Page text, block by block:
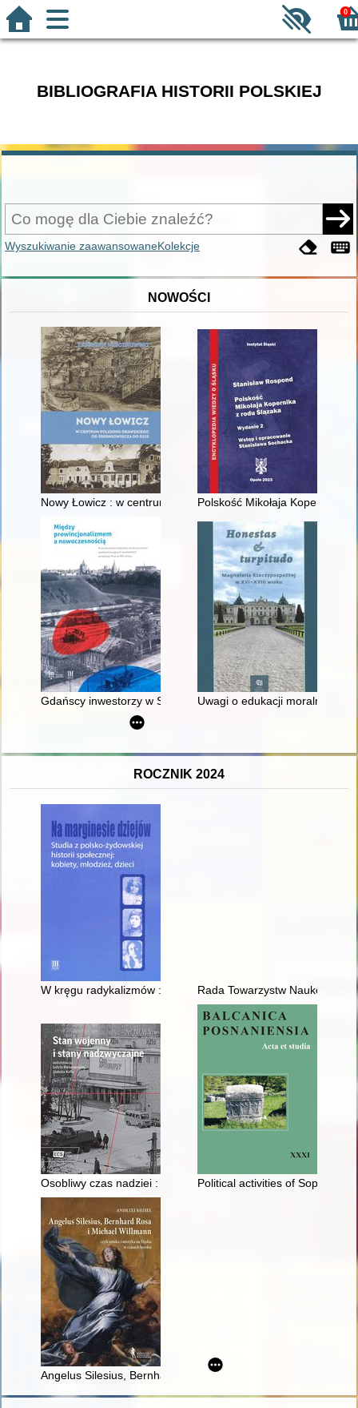
0
BIBLIOGRAFIA HISTORII POLSKIEJ
Wyszukiwanie zaawansowaneKolekcje
NOWOŚCI
Nowy Łowicz : w centrum poligonu drawskiego od
Polskość Mikołaja Kopernika z
Gdańscy inwestorzy w Sopocie : prestiż finansowy i
Uwagi o edukacji moralnej
ROCZNIK 2024
W kręgu radykalizmów : wizerunek "nowej" kobiety w
Rada Towarzystw Naukowych
Osobliwy czas nadziei : obraz stanu wojennego w filmie
Political activities of
Angelus Silesius, Bernhard Rosa i Michael Willmann czyli